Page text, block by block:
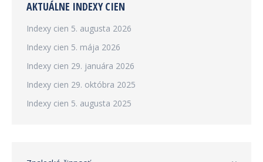
AKTUÁLNE INDEXY CIEN
Indexy cien 5. augusta 2026
Indexy cien 5. mája 2026
Indexy cien 29. januára 2026
Indexy cien 29. októbra 2025
Indexy cien 5. augusta 2025